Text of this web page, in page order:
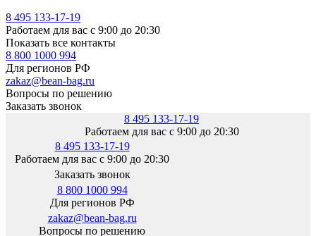
8 495 133-17-19
Работаем для вас с 9:00 до 20:30
Показать все контакты
8 800 1000 994
Для регионов РФ
zakaz@bean-bag.ru
Вопросы по решению
Заказать звонок
8 495 133-17-19
Работаем для вас с 9:00 до 20:30
8 495 133-17-19
Работаем для вас с 9:00 до 20:30
Заказать звонок
8 800 1000 994
Для регионов РФ
zakaz@bean-bag.ru
Вопросы по решению